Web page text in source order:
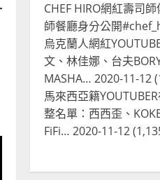
CHEF HIRO網紅壽司
師餐廳身分公開
烏克蘭人網紅
文、林佳娜、台夫
MASHA… 2020-11-12
馬來西亞籍
整名單：西西歪、
FiFi… 2020-11-12